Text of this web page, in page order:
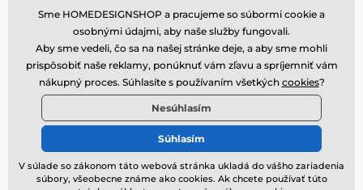
© 2026 www.homedesignshop.sk ⦁ E-shop vytvorilaSIMPLIA.cz
Sme HOMEDESIGNSHOP a pracujeme so súbormi cookie a
osobnými údajmi, aby naše služby fungovali.
Aby sme vedeli, čo sa na našej stránke deje, a aby sme mohli
prispôsobiť naše reklamy, ponúknuť vám zľavu a spríjemniť vám
nákupný proces. Súhlasíte s používaním všetkých cookies?
Nesúhlasím
Súhlasím
V súlade so zákonom táto webová stránka ukladá do vášho zariadenia
súbory, všeobecne známe ako cookies. Ak chcete používať túto